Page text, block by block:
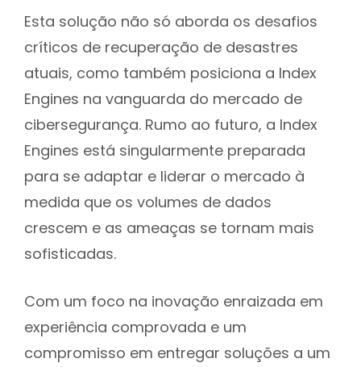
Esta solução não só aborda os desafios
críticos de recuperação de desastres
atuais, como também posiciona a Index
Engines na vanguarda do mercado de
cibersegurança. Rumo ao futuro, a Index
Engines está singularmente preparada
para se adaptar e liderar o mercado à
medida que os volumes de dados
crescem e as ameaças se tornam mais
sofisticadas.
Com um foco na inovação enraizada em
experiência comprovada e um
compromisso em entregar soluções a um